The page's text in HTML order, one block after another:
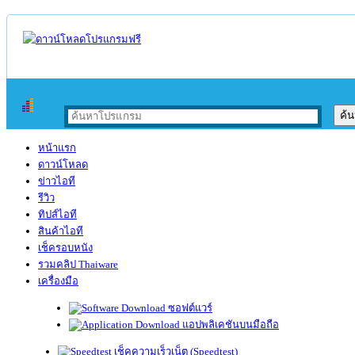
หน้าแรก
ดาวน์โหลด
ข่าวไอที
รีวิว
ทิปส์ไอที
สินค้าไอที
เช็ครอบหนัง
รวมคลิป Thaiware
เครื่องมือ
ซอฟต์แวร์
แอปพลิเคชันบนมือถือ
เช็คความเร็วเน็ต (Speedtest)